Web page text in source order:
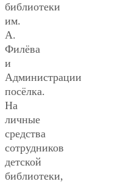
библиотеки
им.
А.
Филёва
и
Администрации
посёлка.
На
личные
средства
сотрудников
детской
библиотеки,